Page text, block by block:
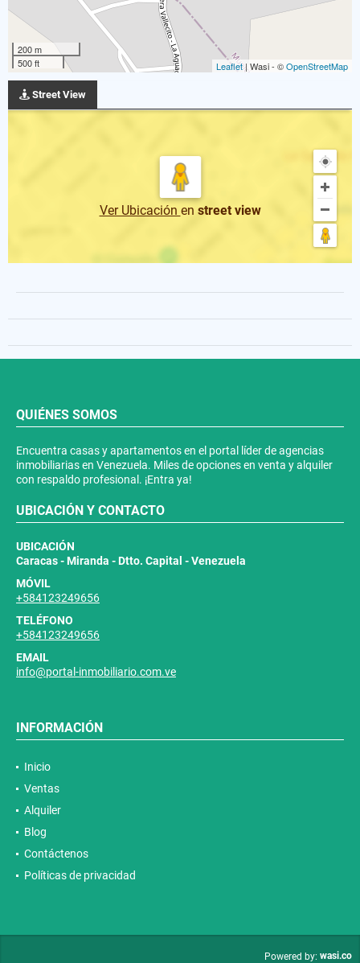
200 m
500 ft
Leaflet| Wasi - ©OpenStreetMap
Street View
Ver Ubicación en street view
QUIÉNES SOMOS
Encuentra casas y apartamentos en el portal líder de agencias
inmobiliarias en Venezuela. Miles de opciones en venta y alquiler
con respaldo profesional. ¡Entra ya!
UBICACIÓN Y CONTACTO
UBICACIÓN
Caracas - Miranda - Dtto. Capital - Venezuela
MÓVIL
+584123249656
TELÉFONO
+584123249656
EMAIL
info@portal-inmobiliario.com.ve
INFORMACIÓN
Inicio
Ventas
Alquiler
Blog
Contáctenos
Políticas de privacidad
Powered by: wasi.co